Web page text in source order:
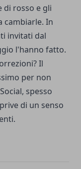
di rosso e gli
cambiarle. In
invitati dal
l'hanno fatto.
Il
per non
spesso
di un senso